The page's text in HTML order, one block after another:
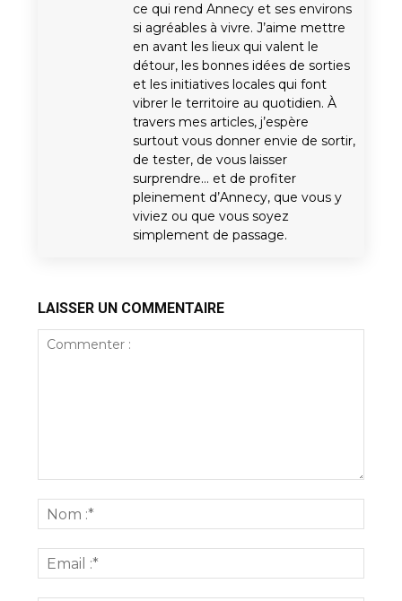
ce qui rend Annecy et ses environs
si agréables à vivre. J’aime mettre
en avant les lieux qui valent le
détour, les bonnes idées de sorties
et les initiatives locales qui font
vibrer le territoire au quotidien. À
travers mes articles, j’espère
surtout vous donner envie de sortir,
de tester, de vous laisser
surprendre… et de profiter
pleinement d’Annecy, que vous y
viviez ou que vous soyez
simplement de passage.
LAISSER UN COMMENTAIRE
:*
:*